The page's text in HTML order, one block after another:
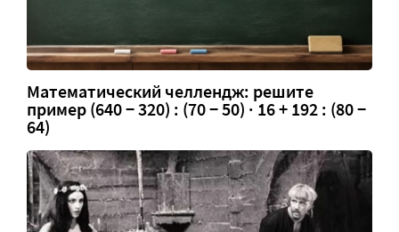
Математический челлендж: решите
пример (640 − 320) : (70 − 50) · 16 + 192 : (80 −
64)